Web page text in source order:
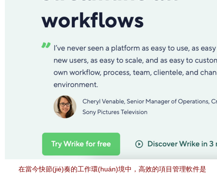
在當今快節(jié)奏的工作環(huán)境中，高效的項目管理軟件是